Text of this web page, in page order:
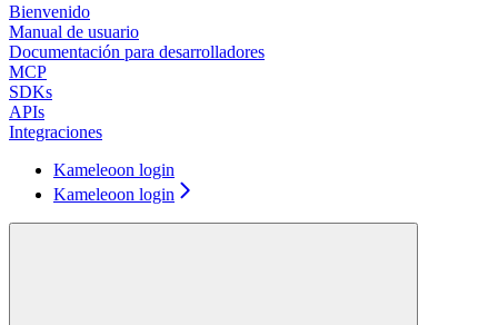
Bienvenido
Manual de usuario
Documentación para desarrolladores
MCP
SDKs
APIs
Integraciones
Kameleoon login
Kameleoon login